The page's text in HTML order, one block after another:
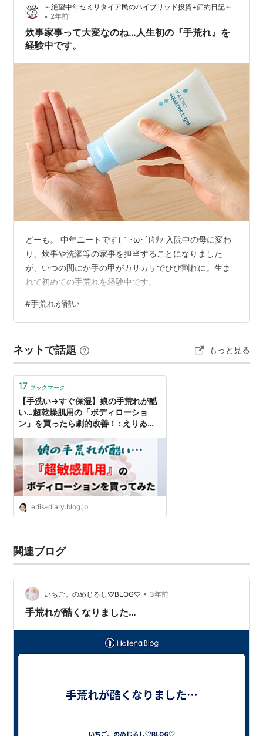
～絶望中年セミリタイア民のハイブリッド投資+節約日記～
• 2年前
炊事家事って大変なのね…人生初の『手荒れ』を
経験中です。
どーも。 中年ニートです(｀･ω･´)ｷﾘｯ 入院中の母に変わ
り、炊事や洗濯等の家事を担当することになりました
が、いつの間にか手の甲がカサカサでひび割れに。生ま
れて初めての手荒れを経験中です。
#手荒れが酷い
ネットで話題 もっと見る
17 ブックマーク
【手洗い→すぐ保湿】娘の手荒れが酷
い…超乾燥肌用の「ボディローショ
ン」を買ったら劇的改善！ : えりゐの
ライブドアブログ
eriis-diary.blog.jp
関連ブログ
いちご。のめじるし♡BLOG♡ • 3年前
手荒れが酷くなりました…